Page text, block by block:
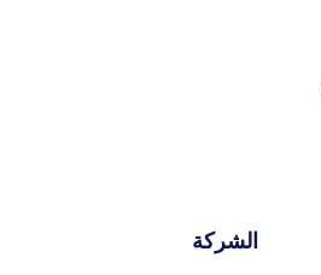
الشركة